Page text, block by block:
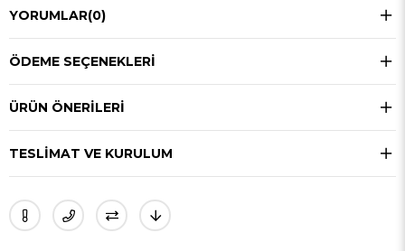
YORUMLAR(0)
ÖDEME SEÇENEKLERI
ÜRÜN ÖNERILERI
TESLIMAT VE KURULUM